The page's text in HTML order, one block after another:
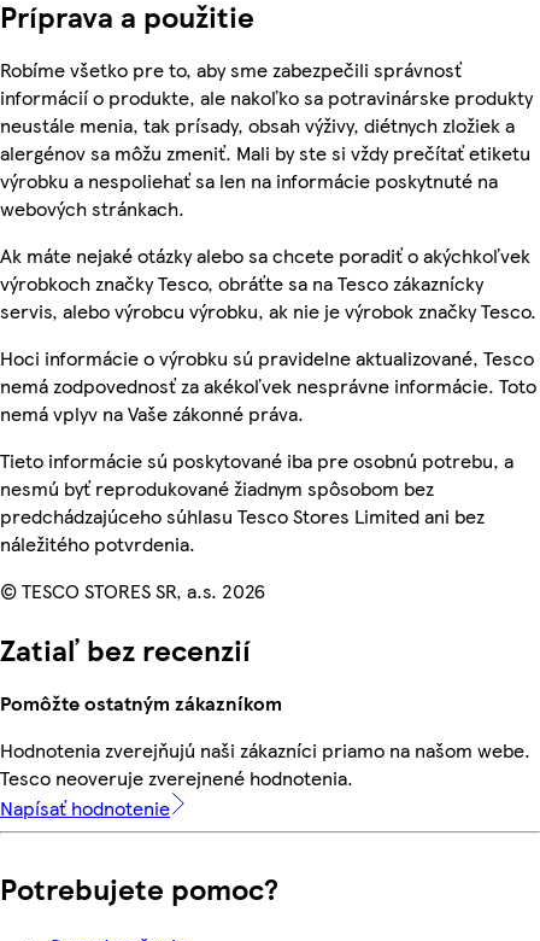
Príprava a použitie
Robíme všetko pre to, aby sme zabezpečili správnosť
informácií o produkte, ale nakoľko sa potravinárske produkty
neustále menia, tak prísady, obsah výživy, diétnych zložiek a
alergénov sa môžu zmeniť. Mali by ste si vždy prečítať etiketu
výrobku a nespoliehať sa len na informácie poskytnuté na
webových stránkach.
Ak máte nejaké otázky alebo sa chcete poradiť o akýchkoľvek
výrobkoch značky Tesco, obráťte sa na Tesco zákaznícky
servis, alebo výrobcu výrobku, ak nie je výrobok značky Tesco.
Hoci informácie o výrobku sú pravidelne aktualizované, Tesco
nemá zodpovednosť za akékoľvek nesprávne informácie. Toto
nemá vplyv na Vaše zákonné práva.
Tieto informácie sú poskytované iba pre osobnú potrebu, a
nesmú byť reprodukované žiadnym spôsobom bez
predchádzajúceho súhlasu Tesco Stores Limited ani bez
náležitého potvrdenia.
© TESCO STORES SR, a.s. 2026
Zatiaľ bez recenzií
Pomôžte ostatným zákazníkom
Hodnotenia zverejňujú naši zákazníci priamo na našom webe.
Tesco neoveruje zverejnené hodnotenia.
Napísať hodnotenie
Potrebujete pomoc?